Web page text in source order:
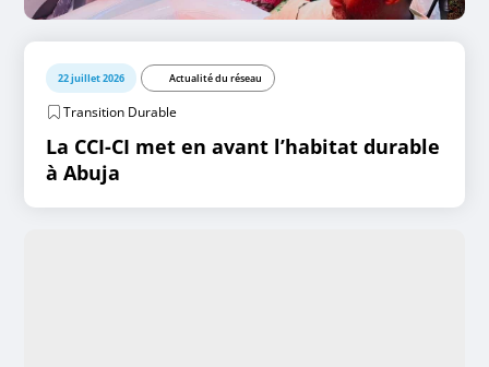
22 juillet 2026 Actualité du réseau
Transition Durable
La CCI-CI met en avant l’habitat durable
à Abuja